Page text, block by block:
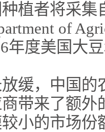
植者将采
of
年度美国大
缓，中国
带来了额
小的市场份